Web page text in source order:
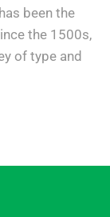
been the
the 1500s,
of type and